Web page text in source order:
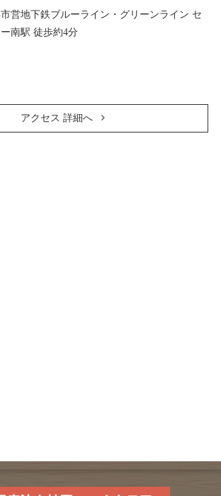
営地下鉄ブルーライン・グリーンライン セ
南駅 徒歩約4分
アクセス 詳細へ